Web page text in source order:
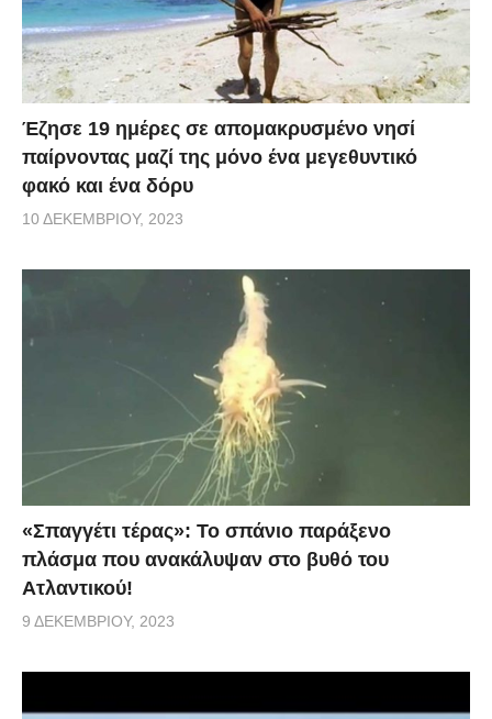
Έζησε 19 ημέρες σε απομακρυσμένο νησί
παίρνοντας μαζί της μόνο ένα μεγεθυντικό
φακό και ένα δόρυ
10 ΔΕΚΕΜΒΡΊΟΥ, 2023
«Σπαγγέτι τέρας»: Το σπάνιο παράξενο
πλάσμα που ανακάλυψαν στο βυθό του
Ατλαντικού!
9 ΔΕΚΕΜΒΡΊΟΥ, 2023